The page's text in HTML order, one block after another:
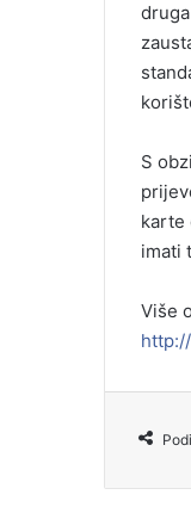
S
karte
imati
Više